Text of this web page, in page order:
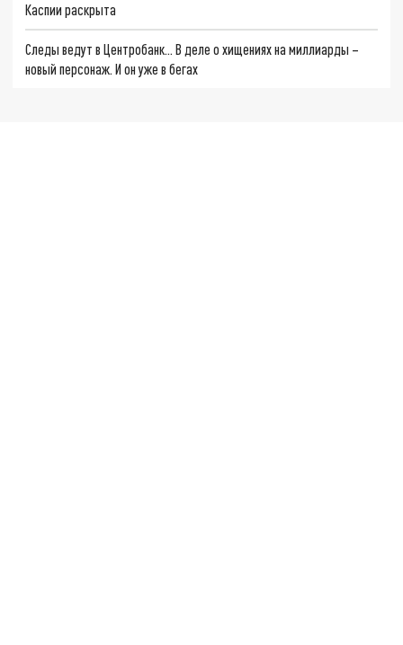
Каспии раскрыта
Следы ведут в Центробанк… В деле о хищениях на миллиарды –
новый персонаж. И он уже в бегах